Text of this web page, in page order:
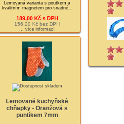
Lemovaná varianta s poutkem a
kvalitním magnetem pro snadné...
189,00 Kč s DPH
156,20 Kč bez DPH
... více informací
Lemované kuchyňské
chňapky - Oranžová s
puntíkem 7mm